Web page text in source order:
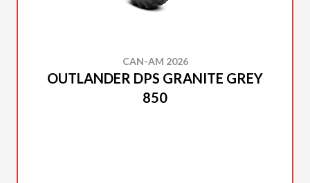
CAN-AM 2026
OUTLANDER DPS GRANITE GREY
850